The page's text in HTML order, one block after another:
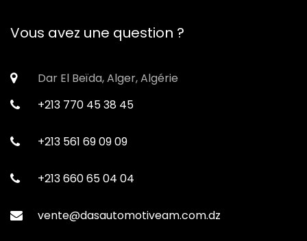
Vous avez une question ?
Dar El Beïda, Alger, Algérie
+213 770 45 38 45
+213 561 69 09 09
+213 660 65 04 04
vente@dasautomotiveam.com.dz